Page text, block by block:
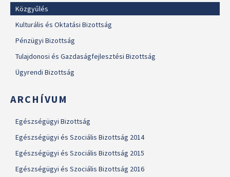
Közgyűlés
Kulturális és Oktatási Bizottság
Pénzügyi Bizottság
Tulajdonosi és Gazdaságfejlesztési Bizottság
Ügyrendi Bizottság
ARCHÍVUM
Egészségügyi Bizottság
Egészségügyi és Szociális Bizottság 2014
Egészségügyi és Szociális Bizottság 2015
Egészségügyi és Szociális Bizottság 2016